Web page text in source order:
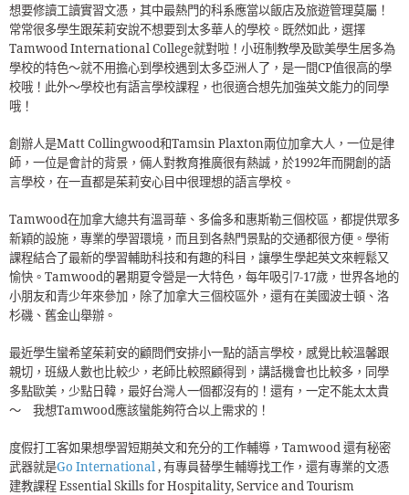
想要修讀工讀實習文憑，其中最熱門的科系應當以飯店及旅遊管理莫屬！
常常很多學生跟茱莉安說不想要到太多華人的學校。既然如此，選擇
Tamwood International College就對啦！小班制教學及歐美學生居多為
學校的特色～就不用擔心到學校遇到太多亞洲人了，是一間CP值很高的學
校哦！此外～學校也有語言學校課程，也很適合想先加強英文能力的同學
哦！
創辦人是Matt Collingwood和Tamsin Plaxton兩位加拿大人，一位是律
師，一位是會計的背景，倆人對教育推廣很有熱誠，於1992年而開創的語
言學校，在一直都是茱莉安心目中很理想的語言學校。
Tamwood在加拿大總共有溫哥華、多倫多和惠斯勒三個校區，都提供眾多
新穎的設施，專業的學習環境，而且到各熱門景點的交通都很方便。學術
課程結合了最新的學習輔助科技和有趣的科目，讓學生學起英文來輕鬆又
愉快。Tamwood的暑期夏令營是一大特色，每年吸引7-17歲，世界各地的
小朋友和青少年來參加，除了加拿大三個校區外，還有在美國波士頓、洛
杉磯、舊金山舉辦。
最近學生蠻希望茱莉安的顧問們安排小一點的語言學校，感覺比較溫馨跟
親切，班級人數也比較少，老師比較照顧得到，講話機會也比較多，同學
多點歐美，少點日韓，最好台灣人一個都沒有的！還有，一定不能太太貴
～ 我想Tamwood應該蠻能夠符合以上需求的！
度假打工客如果想學習短期英文和充分的工作輔導，Tamwood 還有秘密
武器就是Go International, 有專員替學生輔導找工作，還有專業的文憑
建教課程 Essential Skills for Hospitality, Service and Tourism